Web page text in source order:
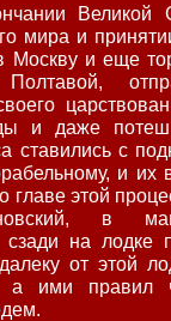
Великой
мира и
Москву и еще
и даже
ставились с
и их
главе этой
в
сзади на лодке
от этой
а ими правил